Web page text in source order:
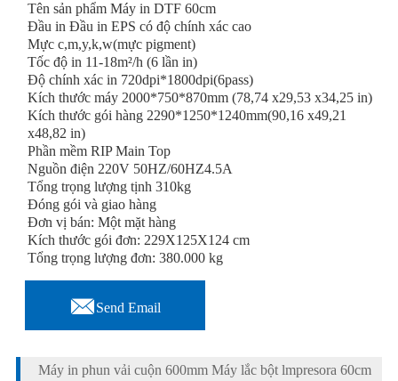
Tên sản phẩm Máy in DTF 60cm
Đầu in Đầu in EPS có độ chính xác cao
Mực c,m,y,k,w(mực pigment)
Tốc độ in 11-18m²/h (6 lần in)
Độ chính xác in 720dpi*1800dpi(6pass)
Kích thước máy 2000*750*870mm (78,74 x29,53 x34,25 in)
Kích thước gói hàng 2290*1250*1240mm(90,16 x49,21
x48,82 in)
Phần mềm RIP Main Top
Nguồn điện 220V 50HZ/60HZ4.5A
Tổng trọng lượng tịnh 310kg
Đóng gói và giao hàng
Đơn vị bán: Một mặt hàng
Kích thước gói đơn: 229X125X124 cm
Tổng trọng lượng đơn: 380.000 kg
Send Email
Máy in phun vải cuộn 600mm Máy lắc bột lmpresora 60cm